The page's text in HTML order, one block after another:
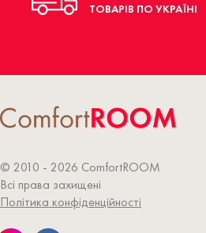
ТОВАРІВ ПО УКРАЇНІ
© 2010 - 2026 СomfortROOM
Всі права захищені
Політика конфіденційності